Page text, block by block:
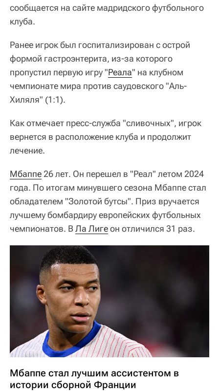
сообщается на сайте мадридского футбольного
клуба.
Ранее игрок был госпитализирован с острой
формой гастроэнтерита, из-за которого
пропустил первую игру "Реала" на клубном
чемпионате мира против саудовского "Аль-
Хиляля" (1:1).
Как отмечает пресс-служба "сливочных", игрок
вернется в расположение клуба и продолжит
лечение.
Мбаппе 26 лет. Он перешел в "Реал" летом 2024
года. По итогам минувшего сезона Мбаппе стал
обладателем "Золотой бутсы". Приз вручается
лучшему бомбардиру европейских футбольных
чемпионатов. В Ла Лигеон отличился 31 раз.
Мбаппе стал лучшим ассистентом в
истории сборной Франции